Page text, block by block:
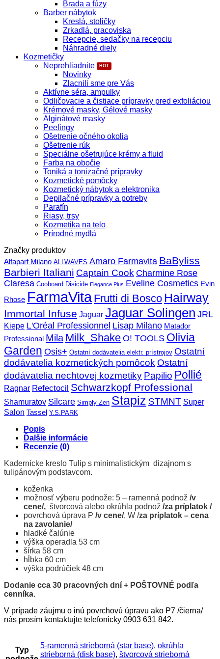
Brada a fúzy
Barber nábytok
Kreslá, stoličky
Zrkadlá, pracoviska
Recepcie, sedačky na recepciu
Náhradné diely
Kozmetičky
Neprehliadnite
Novinky
Zlacnili sme pre Vás
Aktívne séra, ampulky
Odličovacie a čistiace prípravky pred exfoliáciou
Krémové masky, Gélové masky
Alginátové masky
Peelingy
Ošetrenie očného okolia
Ošetrenie rúk
Špeciálne ošetrujúce krémy a fluid
Farba na obočie
Toniká a tonizačné prípravky
Kozmetické pomôcky
Kozmetický nábytok a elektronika
Depilačné prípravky a potreby
Parafín
Riasy, trsy
Kozmetika na telo
Prírodné mydlá
Značky produktov
Alfaparf Milano ALLWAVES Amaro Farmavita BaByliss
Barbieri Italiani Captain Cook Charmine Rose
Claresa Cooboard Disicide Elegance Plus Eveline Cosmetics Evin
Rhose FarmaVita Frutti di Bosco Hairway
Immortal Infuse Jaguar Jaguar Solingen JRL
Kiepe L'Oréal Professionnel Lisap Milano Matador
Professional Mila Milk_Shake O! TOOLS Olivia
Garden Osis+ Ostatní dodávatelia elektr. prístrojov Ostatní
dodávatelia kozmetických pomôcok Ostatní
dodávatelia nechtovej kozmetiky Papilio Pollié
Ragnar Refectocil Schwarzkopf Professional
Shamuratov Silcare Simply Zen Stapiz STMNT Super
Salon Tassel Y.S.PARK
Popis
Ďalšie informácie
Recenzie (0)
Kadernícke kreslo Tulip s minimalistickým dizajnom s
tulipánovým podstavcom.
koženka
možnosť výberu podnože: 5 – ramenná podnož /v
cene/, štvorcová alebo okrúhla podnož /za príplatok /
povrchová úprava P /v cene/, W /za príplatok – cena
na zavolanie/
hladké čalúnie
výška operadla 53 cm
šírka 58 cm
hĺbka 60 cm
výška podrúčiek 48 cm
Dodanie cca 30 pracovných dní + POŠTOVNÉ podľa
cenníka.
V prípade záujmu o inú povrchovú úpravu ako P7 /čierna/
nás prosím kontaktujte telefonicky 0903 631 842.
Typ
5-ramenná strieborná (star base), okrúhla
strieborná (disk base), štvorcová strieborná